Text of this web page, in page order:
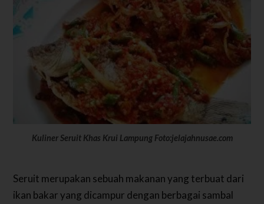
Kuliner Seruit Khas Krui Lampung Foto:jelajahnusae.com
Seruit merupakan sebuah makanan yang terbuat dari
ikan bakar yang dicampur dengan berbagai sambal